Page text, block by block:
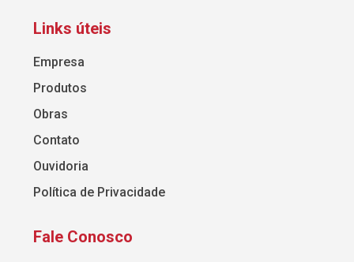
Links úteis
Empresa
Produtos
Obras
Contato
Ouvidoria
Política de Privacidade
Fale Conosco